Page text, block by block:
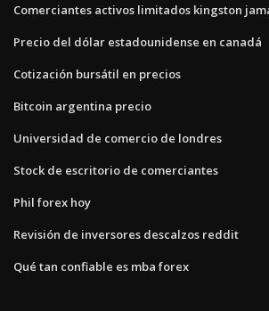
Comerciantes activos limitados kingston
Precio del dólar estadounidense en canadá
Cotización bursátil en precios
Bitcoin argentina precio
Universidad de comercio de londres
Stock de escritorio de comerciantes
Phil forex hoy
Revisión de inversores descalzos reddit
Qué tan confiable es mba forex